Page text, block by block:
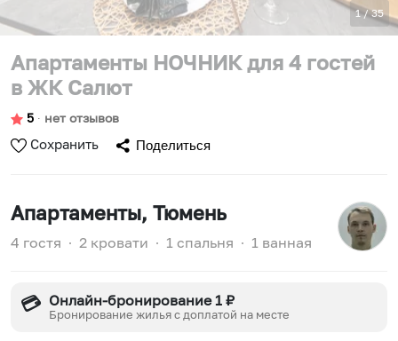
1/35
Апартаменты НОЧНИК для 4 гостей
в ЖК Салют
5 ∙ нет отзывов
Сохранить Поделиться
Апартаменты, Тюмень
4 гостя ∙ 2 кровати ∙ 1 спальня ∙ 1 ванная
💳 Онлайн-бронирование 1 ₽
Бронирование жилья с доплатой на месте